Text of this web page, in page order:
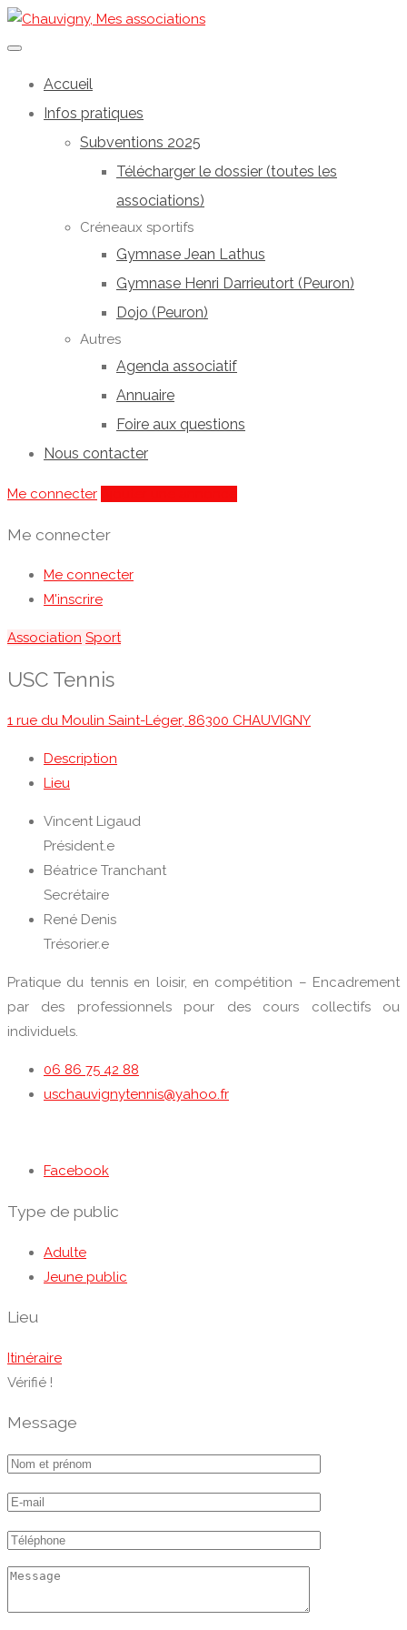
Accueil
Infos pratiques
Subventions 2025
Télécharger le dossier (toutes les
associations)
Créneaux sportifs
Gymnase Jean Lathus
Gymnase Henri Darrieutort (Peuron)
Dojo (Peuron)
Autres
Agenda associatif
Annuaire
Foire aux questions
Nous contacter
Me connecter
Me connecter
Me connecter
M'inscrire
Association Sport
USC Tennis
1 rue du Moulin Saint-Léger, 86300 CHAUVIGNY
Description
Lieu
Vincent Ligaud
Président.e
Béatrice Tranchant
Secrétaire
René Denis
Trésorier.e
Pratique du tennis en loisir, en compétition – Encadrement
par des professionnels pour des cours collectifs ou
individuels.
06 86 75 42 88
uschauvignytennis@yahoo.fr
Facebook
Type de public
Adulte
Jeune public
Lieu
Itinéraire
Vérifié !
Message